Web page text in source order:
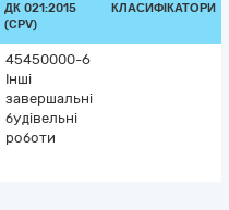
ДК 021:2015
(CPV)
КЛАСИФІКАТОРИ
45450000-6
Інші
завершальні
будівельні
роботи